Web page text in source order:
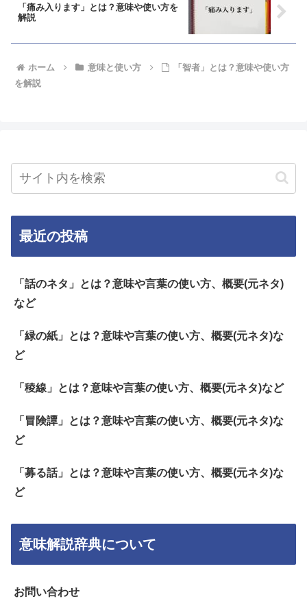
「痛み入ります」とは？意味や使い方を
解説
ホーム 意味と使い方
「智者」とは？意味や使い方
を解説
最近の投稿
「話のネタ」とは？意味や言葉の使い方、概要(元ネタ)
など
「緑の紙」とは？意味や言葉の使い方、概要(元ネタ)な
ど
「稜線」とは？意味や言葉の使い方、概要(元ネタ)など
「冒険譚」とは？意味や言葉の使い方、概要(元ネタ)な
ど
「募る話」とは？意味や言葉の使い方、概要(元ネタ)な
ど
意味解説辞典について
お問い合わせ